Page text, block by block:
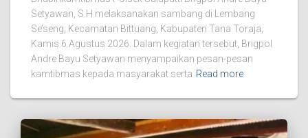
Setyawan, S.H melaksanakan sambang di Lembang
Se’seng, Kecamatan Bittuang, Kabupaten Tana Toraja,
Kamis 6 Agustus 2026. Dalam kegiatan tersebut, Brigpol
Andre Bayu Setyawan menyampaikan pesan-pesan
kamtibmas kepada masyarakat serta Read more